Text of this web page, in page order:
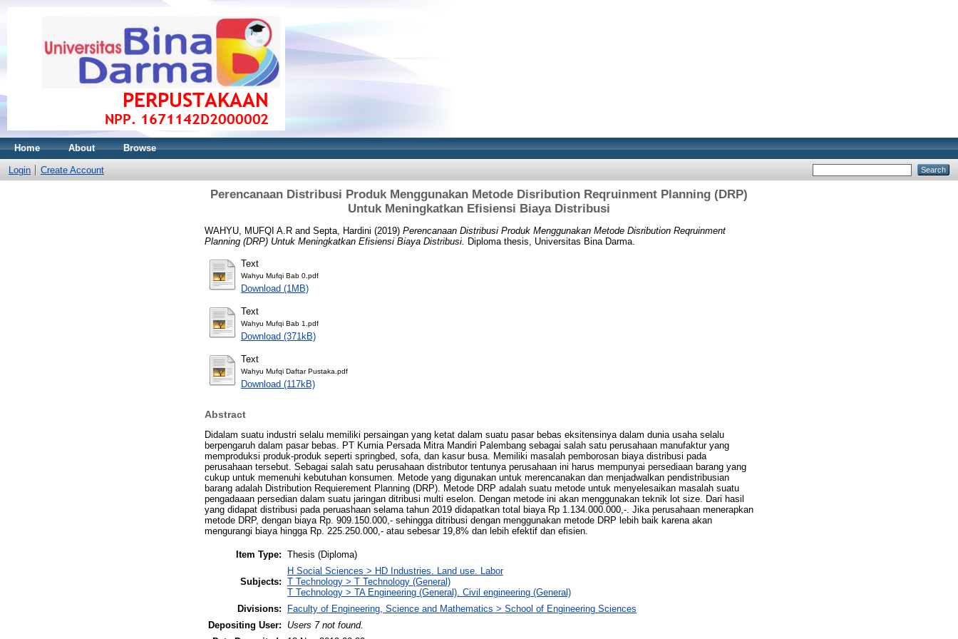
Home About Browse
Login Create Account
Perencanaan Distribusi Produk Menggunakan Metode Disribution Reqruinment Planning (DRP)
Untuk Meningkatkan Efisiensi Biaya Distribusi
WAHYU, MUFQI A.R and Septa, Hardini (2019) Perencanaan Distribusi Produk Menggunakan Metode Disribution Reqruinment
Planning (DRP) Untuk Meningkatkan Efisiensi Biaya Distribusi.
Diploma thesis, Universitas Bina Darma.
Text
Wahyu Mufqi Bab 0.pdf
Download (1MB)
Text
Wahyu Mufqi Bab 1.pdf
Download (371kB)
Text
Wahyu Mufqi Daftar Pustaka.pdf
Download (117kB)
Abstract
Didalam suatu industri selalu memiliki persaingan yang ketat dalam suatu pasar bebas eksitensinya dalam dunia usaha selalu
berpengaruh dalam pasar bebas. PT Kurnia Persada Mitra Mandiri Palembang sebagai salah satu perusahaan manufaktur yang
memproduksi produk-produk seperti springbed, sofa, dan kasur busa. Memiliki masalah pemborosan biaya distribusi pada
perusahaan tersebut. Sebagai salah satu perusahaan distributor tentunya perusahaan ini harus mempunyai persediaan barang yang
cukup untuk memenuhi kebutuhan konsumen. Metode yang digunakan untuk merencanakan dan menjadwalkan pendistribusian
barang adalah Distribution Requierement Planning (DRP). Metode DRP adalah suatu metode untuk menyelesaikan masalah suatu
pengadaaan persedian dalam suatu jaringan ditribusi multi eselon. Dengan metode ini akan menggunakan teknik lot size. Dari hasil
yang didapat distribusi pada peruashaan selama tahun 2019 didapatkan total biaya Rp 1.134.000.000,-. Jika perusahaan menerapkan
metode DRP, dengan biaya Rp. 909.150.000,- sehingga ditribusi dengan menggunakan metode DRP lebih baik karena akan
mengurangi biaya hingga Rp. 225.250.000,- atau sebesar 19,8% dan lebih efektif dan efisien.
Item Type: Thesis (Diploma)
Subjects:
H Social Sciences > HD Industries. Land use. Labor
T Technology > T Technology (General)
T Technology > TA Engineering (General). Civil engineering (General)
Divisions:
Faculty of Engineering, Science and Mathematics > School of Engineering Sciences
Depositing User:
Users 7 not found.